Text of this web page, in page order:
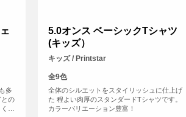
多
との
見
5.0オンス ベーシックTシャツ
(キッズ）
キッズ / Printstar
全9色
全体のシルエットをスタイリッシュに仕上げ
た 程よい肉厚のスタンダードTシャツです。
カラーバリエーション豊富！